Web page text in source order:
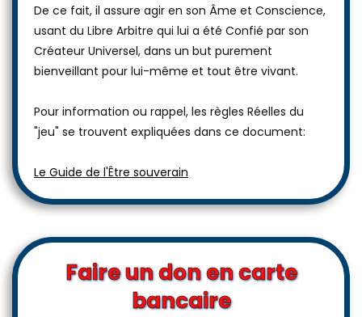
De ce fait, il assure agir en son Âme et Conscience,
usant du Libre Arbitre qui lui a été Confié par son
Créateur Universel, dans un but purement
bienveillant pour lui-même et tout être vivant.
Pour information ou rappel, les règles Réelles du
"jeu" se trouvent expliquées dans ce document:
Le Guide de l'Être souverain
Faire un don en carte
bancaire